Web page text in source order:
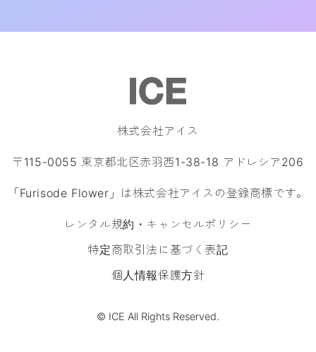
株式会社アイス
〒115-0055 東京都北区赤羽西1-38-18 アドレシア206
「Furisode Flower」は株式会社アイスの登録商標です。
レンタル規約・キャンセルポリシー
特定商取引法に基づく表記
個人情報保護方針
© ICE All Rights Reserved.